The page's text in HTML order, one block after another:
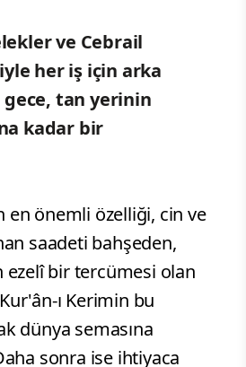
ve Cebrail
her iş için arka
gece, tan yerinin
kadar bir
en önemli özelliği, cin ve
saadeti bahşeden,
ezelî bir tercümesi olan
ı Kerimin bu
dünya semasına
sonra ise ihtiyaca